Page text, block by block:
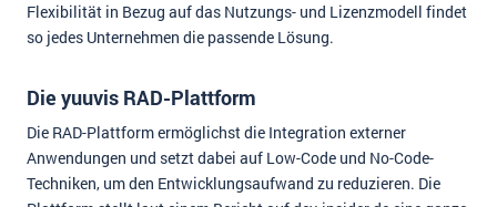
Flexibilität in Bezug auf das Nutzungs- und Lizenzmodell findet
so jedes Unternehmen die passende Lösung.
Die yuuvis RAD-Plattform
Die RAD-Plattform ermöglichst die Integration externer
Anwendungen und setzt dabei auf Low-Code und No-Code-
Techniken, um den Entwicklungsaufwand zu reduzieren. Die